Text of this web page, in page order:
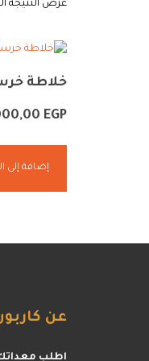
عرض النتيجة
خلاطة
EGP
إضافة إلى
عن
اطلب معداتك